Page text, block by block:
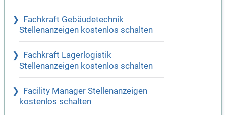
Fachkraft Gebäudetechnik
Stellenanzeigen kostenlos schalten
Fachkraft Lagerlogistik
Stellenanzeigen kostenlos schalten
Facility Manager Stellenanzeigen
kostenlos schalten